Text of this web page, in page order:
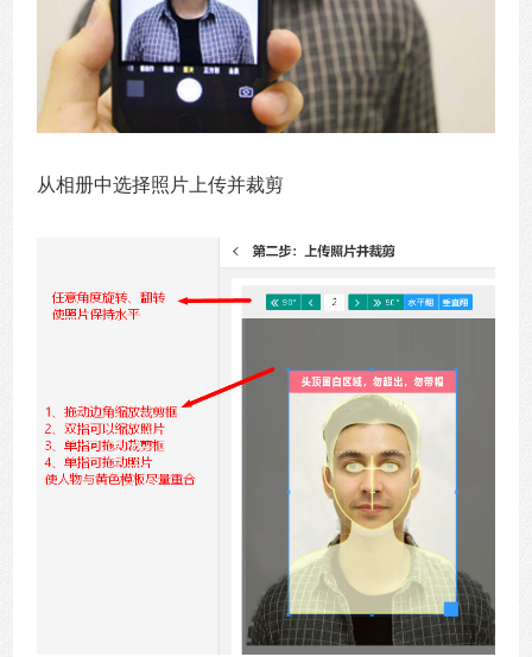
从相册中选择照片上传并裁剪